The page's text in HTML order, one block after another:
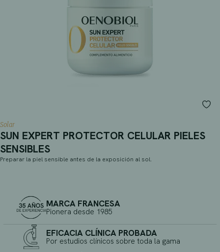
Solar
SUN EXPERT PROTECTOR CELULAR PIELES
SENSIBLES
Preparar la piel sensible antes de la exposición al sol.
MARCA FRANCESA
Pionera desde 1985
EFICACIA CLÍNICA PROBADA
Por estudios clínicos sobre toda la gama